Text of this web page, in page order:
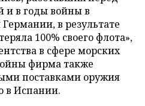
и в годы войны в
в результате
100% своего флота»,
в сфере морских
фирма также
поставками оружия
в Испании.